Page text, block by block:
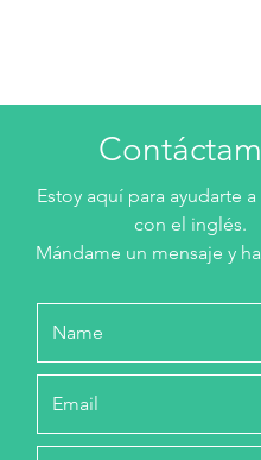
Estoy aquí para ayudarte
con el inglés.
Mándame un mensaje y